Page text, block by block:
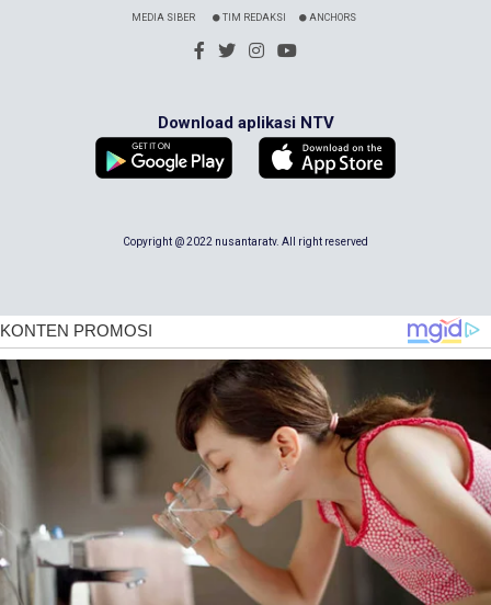
MEDIA SIBER TIM REDAKSI ANCHORS
Download aplikasi NTV
Copyright @ 2022 nusantaratv. All right reserved